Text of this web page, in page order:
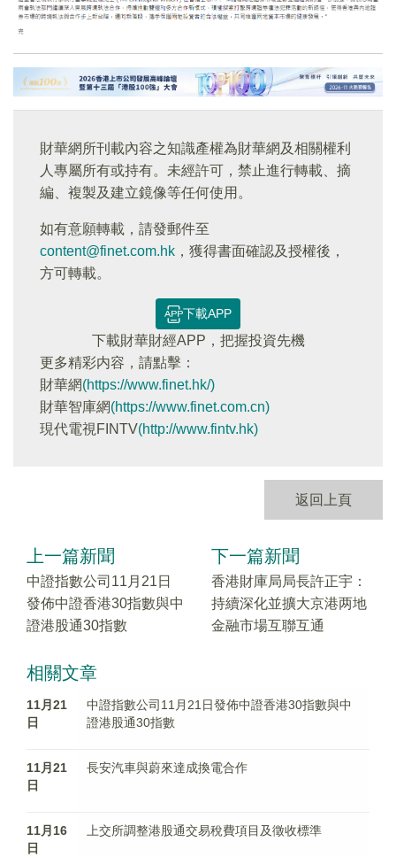
財華網所刊載內容之知識產權為財華網及相關權利
人專屬所有或持有。未經許可，禁止進行轉載、摘
編、複製及建立鏡像等任何使用。
如有意願轉載，請發郵件至
content@finet.com.hk ，獲得書面確認及授權後，
方可轉載。
下載APP
下載財華財經APP，把握投資先機
更多精彩内容，請點擊：
財華網(https://www.finet.hk/)
財華智庫網(https://www.finet.com.cn)
現代電視FINTV(http://www.fintv.hk)
返回上頁
上一篇新聞
中證指數公司11月21日
發佈中證香港30指數與中
證港股通30指數
下一篇新聞
香港財庫局局長許正宇：
持續深化並擴大京港两地
金融市場互聯互通
相關文章
11月21
日
中證指數公司11月21日發佈中證香港30指數與中
證港股通30指數
11月21
日
長安汽車與蔚來達成換電合作
11月16
日
上交所調整港股通交易稅費項目及徵收標準